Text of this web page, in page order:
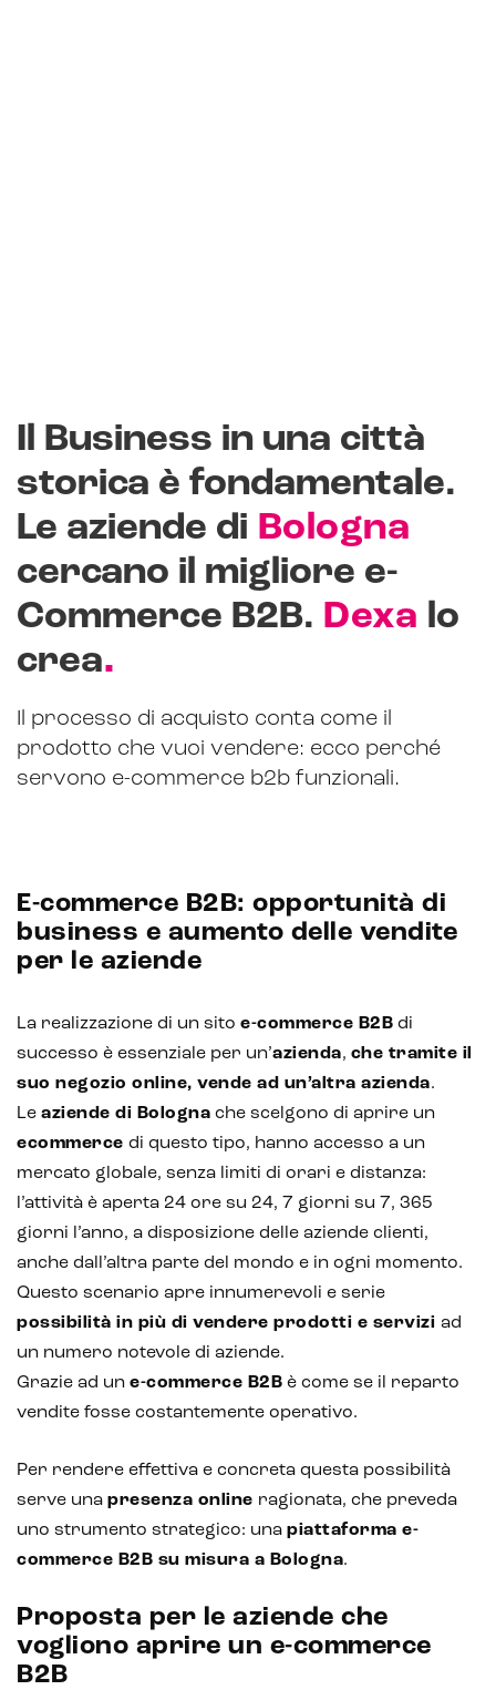
CRM & email marketing
Hubspot
Email marketing
Customer segmentation
Il Business in una città
storica è fondamentale.
Le aziende di Bologna
cercano il migliore e-
Commerce B2B. Dexa lo
crea.
Il processo di acquisto conta come il
prodotto che vuoi vendere: ecco perché
servono e-commerce b2b funzionali.
E-commerce B2B: opportunità di
business e aumento delle vendite
per le aziende
La realizzazione di un sito e-commerce B2B di
successo è essenziale per un’azienda, che tramite il
suo negozio online, vende ad un’altra azienda.
Le aziende di Bologna che scelgono di aprire un
ecommerce di questo tipo, hanno accesso a un
mercato globale, senza limiti di orari e distanza:
l’attività è aperta 24 ore su 24, 7 giorni su 7, 365
giorni l’anno, a disposizione delle aziende clienti,
anche dall’altra parte del mondo e in ogni momento.
Questo scenario apre innumerevoli e serie
possibilità in più di vendere prodotti e servizi ad
un numero notevole di aziende.
Grazie ad un e-commerce B2B è come se il reparto
vendite fosse costantemente operativo.
Per rendere effettiva e concreta questa possibilità
serve una presenza online ragionata, che preveda
uno strumento strategico: una piattaforma e-
commerce B2B su misura a Bologna.
Proposta per le aziende che
vogliono aprire un e-commerce
B2B